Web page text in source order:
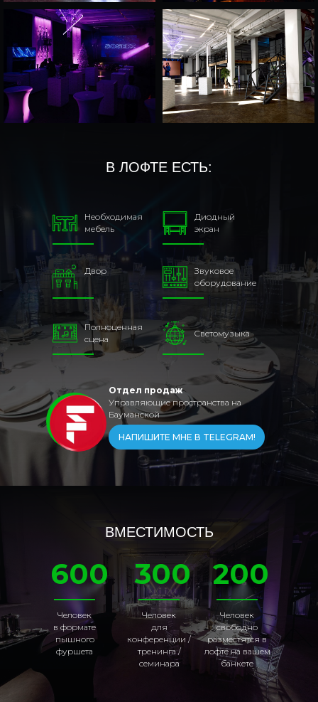
В ЛОФТЕ ЕСТЬ:
НАПИШИТЕ МНЕ В TELEGRAM!
Необходимая
мебель
Cветомузыка
Полноценная
сцена
Диодный
экран
Двор
Звуковое
оборудование
Отдел продаж
Управляющие пространства на
Бауманской
200
300
600
ВМЕСТИМОСТЬ
Человек
в формате
пышного
фуршета
Человек
для
конференции /
тренинга /
семинара
Человек
свободно
разместятся в
лофте на вашем
банкете